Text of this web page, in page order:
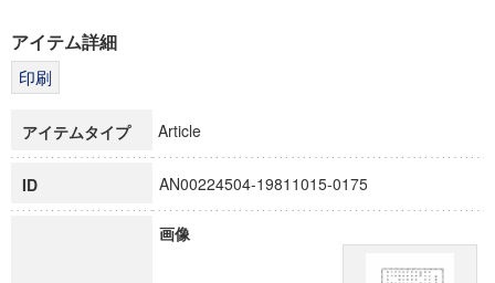
科学研究費補助金研究成果報告書
博士課程教育リーディングプログラム「超成熟社会発展のサ
アイテム詳細
アイテムタイプ Article
ID AN00224504-19811015-0175
画像